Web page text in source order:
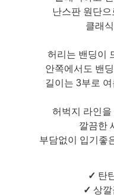
난스판 원단으
클래
허리는 밴딩이
안쪽에서도 밴
길이는 3부로
허벅지 라인
깔끔한
부담없이 입기좋
✓ 탄
✓ 상